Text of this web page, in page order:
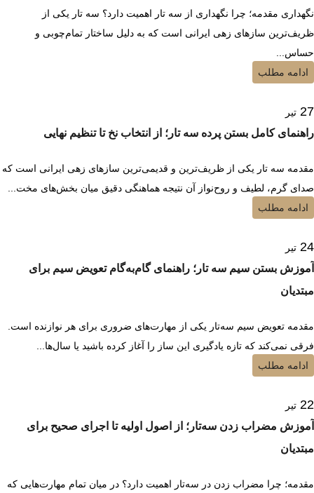
نگهداری مقدمه؛ چرا نگهداری از سه تار اهمیت دارد؟ سه تار یکی از
ظریف‌ترین سازهای زهی ایرانی است که به دلیل ساختار تمام‌چوبی و
حساس...
ادامه مطلب
27 تیر
راهنمای کامل بستن پرده سه تار؛ از انتخاب نخ تا تنظیم نهایی
مقدمه سه تار یکی از ظریف‌ترین و قدیمی‌ترین سازهای زهی ایرانی است که
صدای گرم، لطیف و روح‌نواز آن نتیجه هماهنگی دقیق میان بخش‌های مخت...
ادامه مطلب
24 تیر
آموزش بستن سیم سه تار؛ راهنمای گام‌به‌گام تعویض سیم برای
مبتدیان
مقدمه تعویض سیم سه‌تار یکی از مهارت‌های ضروری برای هر نوازنده است.
فرقی نمی‌کند که تازه یادگیری این ساز را آغاز کرده باشید یا سال‌ها...
ادامه مطلب
22 تیر
آموزش مضراب زدن سه‌تار؛ از اصول اولیه تا اجرای صحیح برای
مبتدیان
مقدمه؛ چرا مضراب زدن در سه‌تار اهمیت دارد؟ در میان تمام مهارت‌هایی که